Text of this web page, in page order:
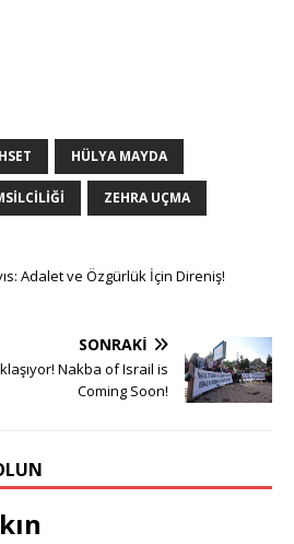
HÜLYA MAYDA
ZEHRA UÇMA
Adalet ve Özgürlük İçin Direniş!
SONRAKI
Nakba of Israil is
Coming Soon!